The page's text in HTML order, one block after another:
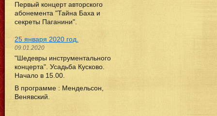
Первый концерт авторского
абонемента "Тайна Баха и
секреты Паганини".
25 января 2020 год.
09.01.2020
"Шедевры инструментального
концерта". Усадьба Кусково.
Начало в 15.00.
В программе : Мендельсон,
Венявский.